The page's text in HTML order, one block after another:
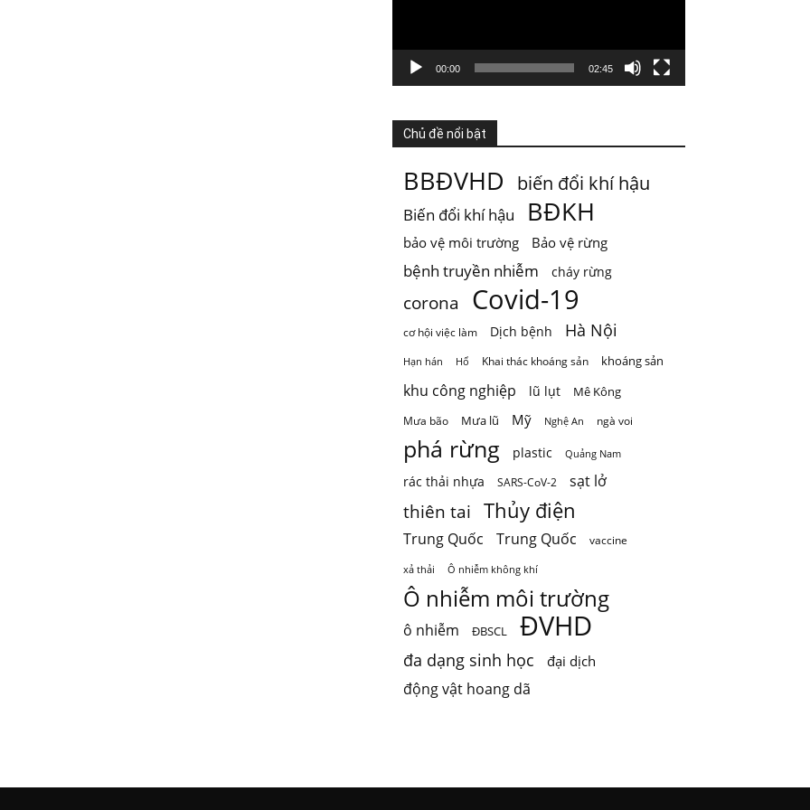
Nước từ sông được dùng cho sinh hoạt, tưới
ti ...Xem thêm
Xem trên Facebook · Chia sẻ
5 ngày trước
Mai Châu mùa em thơm nếp xôi
Chỉ một câu thơ của Quang Dũng cũng đủ để
đưa Mai Châu trở thành một
00:00 02:45
Chủ đề nổi bật
BBĐVHD biến đổi khí hậu
Biến đổi khí hậu BĐKH
bảo vệ môi trường Bảo vệ rừng
bệnh truyền nhiễm cháy rừng
corona Covid-19
cơ hội việc làm Dịch bệnh Hà Nội
Hạn hán Hổ Khai thác khoáng sản khoáng sản
khu công nghiệp lũ lụt Mê Kông
Mưa bão Mưa lũ Mỹ Nghệ An ngà voi
phá rừng plastic Quảng Nam
rác thải nhựa SARS-CoV-2 sạt lở
thiên tai Thủy điện
Trung Quốc Trung Quốc vaccine
xả thải Ô nhiễm không khí
Ô nhiễm môi trường
ô nhiễm ĐBSCL ĐVHD
đa dạng sinh học
đại dịch
động vật hoang dã